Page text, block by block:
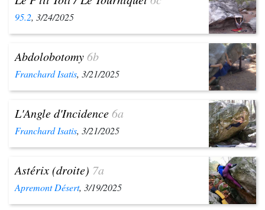
95.2, 3/24/2025
Abdolobotomy6b
Franchard Isatis, 3/21/2025
L'Angle d'Incidence6a
Franchard Isatis, 3/21/2025
Astérix (droite) 7a
Apremont Désert, 3/19/2025